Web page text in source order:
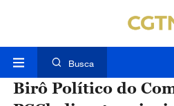
Busca
Birô Político do